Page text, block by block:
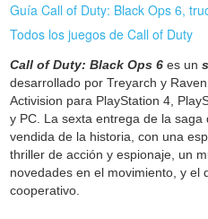
Guía Call of Duty: Black Ops 6,
Todos los juegos de Call of Duty
Call of Duty: Black Ops 6 es un
desarrollado por Treyarch y
Activision para PlayStation 4,
y PC. La sexta entrega de la
vendida de la historia, con una
thriller de acción y espionaje, un
novedades en el movimiento, y el
cooperativo.